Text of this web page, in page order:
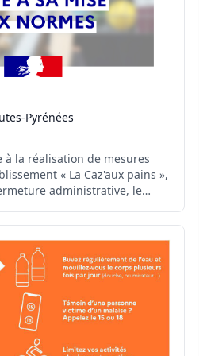
Pyrénées
la réalisation de mesures
« La Caz'aux pains »,
administrative, le